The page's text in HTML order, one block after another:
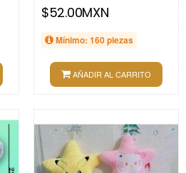
$52.00MXN
Mínimo: 160 piezas
AÑADIR AL CARRITO